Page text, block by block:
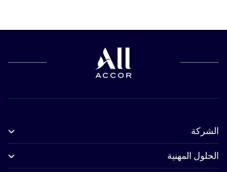
الشركة
الحلول المهنية